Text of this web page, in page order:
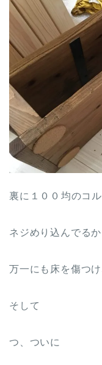
裏に１００均のコ
ネジめり込んでる
万一にも床を傷つ
そして
つ、ついに